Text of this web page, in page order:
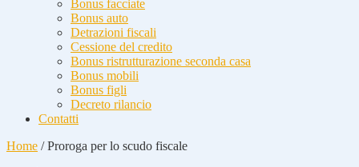
Bonus facciate
Bonus auto
Detrazioni fiscali
Cessione del credito
Bonus ristrutturazione seconda casa
Bonus mobili
Bonus figli
Decreto rilancio
Contatti
Home /Proroga per lo scudo fiscale